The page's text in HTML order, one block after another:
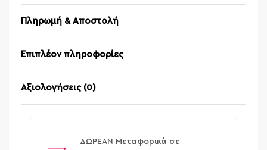
Πληρωμή & Αποστολή
Επιπλέον πληροφορίες
Αξιολογήσεις (0)
ΔΩΡΕΑΝ Μεταφορικά σε